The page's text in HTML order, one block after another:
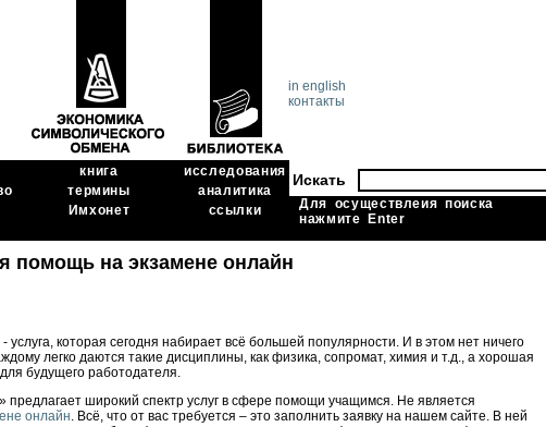
Искать
Для осуществлеия поиска
нажмите Enter
книга
термины
Имхонет
исследования
аналитика
ссылки
in english
контакты
помощь на экзамене онлайн
которая сегодня набирает всё большей популярности. И в этом нет ничего
легко даются такие дисциплины, как физика, сопромат, химия и т.д., а хорошая
будущего работодателя.
предлагает широкий спектр услуг в сфере помощи учащимся. Не является
онлайн. Всё, что от вас требуется – это заполнить заявку на нашем сайте. В ней